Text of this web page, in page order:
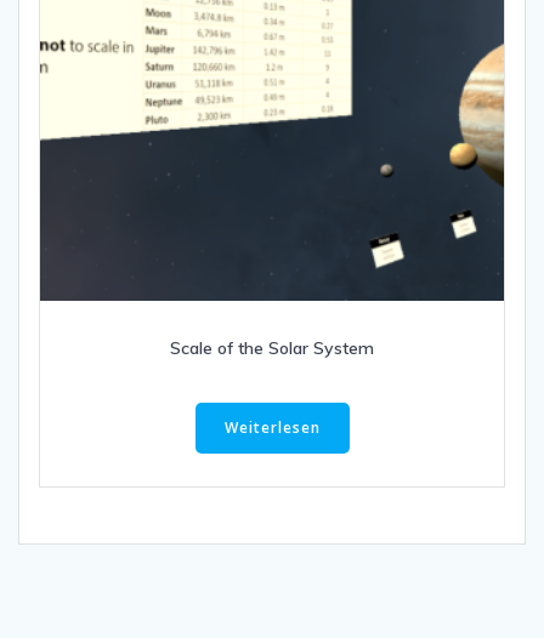
Scale of the Solar System
Weiterlesen